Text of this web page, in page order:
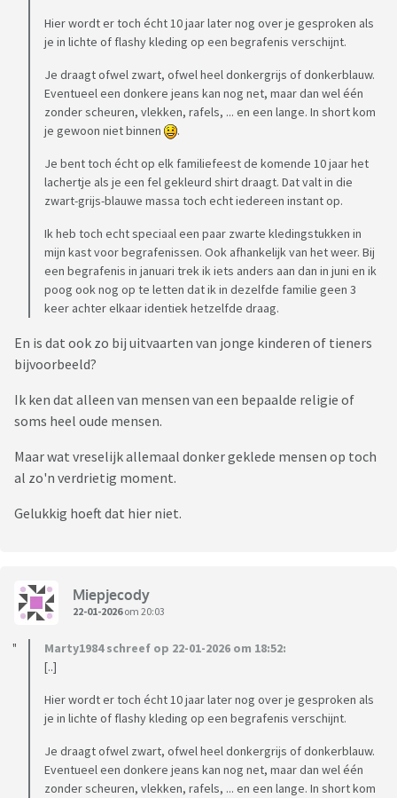
Hier wordt er toch écht 10 jaar later nog over je gesproken als
je in lichte of flashy kleding op een begrafenis verschijnt.
Je draagt ofwel zwart, ofwel heel donkergrijs of donkerblauw.
Eventueel een donkere jeans kan nog net, maar dan wel één
zonder scheuren, vlekken, rafels, ... en een lange. In short kom
je gewoon niet binnen
.
Je bent toch écht op elk familiefeest de komende 10 jaar het
lachertje als je een fel gekleurd shirt draagt. Dat valt in die
zwart-grijs-blauwe massa toch echt iedereen instant op.
Ik heb toch echt speciaal een paar zwarte kledingstukken in
mijn kast voor begrafenissen. Ook afhankelijk van het weer. Bij
een begrafenis in januari trek ik iets anders aan dan in juni en ik
poog ook nog op te letten dat ik in dezelfde familie geen 3
keer achter elkaar identiek hetzelfde draag.
En is dat ook zo bij uitvaarten van jonge kinderen of tieners
bijvoorbeeld?
Ik ken dat alleen van mensen van een bepaalde religie of
soms heel oude mensen.
Maar wat vreselijk allemaal donker geklede mensen op toch
al zo'n verdrietig moment.
Gelukkig hoeft dat hier niet.
Miepjecody
22-01-2026om 20:03
Marty1984 schreef op 22-01-2026 om 18:52:
[..]
Hier wordt er toch écht 10 jaar later nog over je gesproken als
je in lichte of flashy kleding op een begrafenis verschijnt.
Je draagt ofwel zwart, ofwel heel donkergrijs of donkerblauw.
Eventueel een donkere jeans kan nog net, maar dan wel één
zonder scheuren, vlekken, rafels, ... en een lange. In short kom